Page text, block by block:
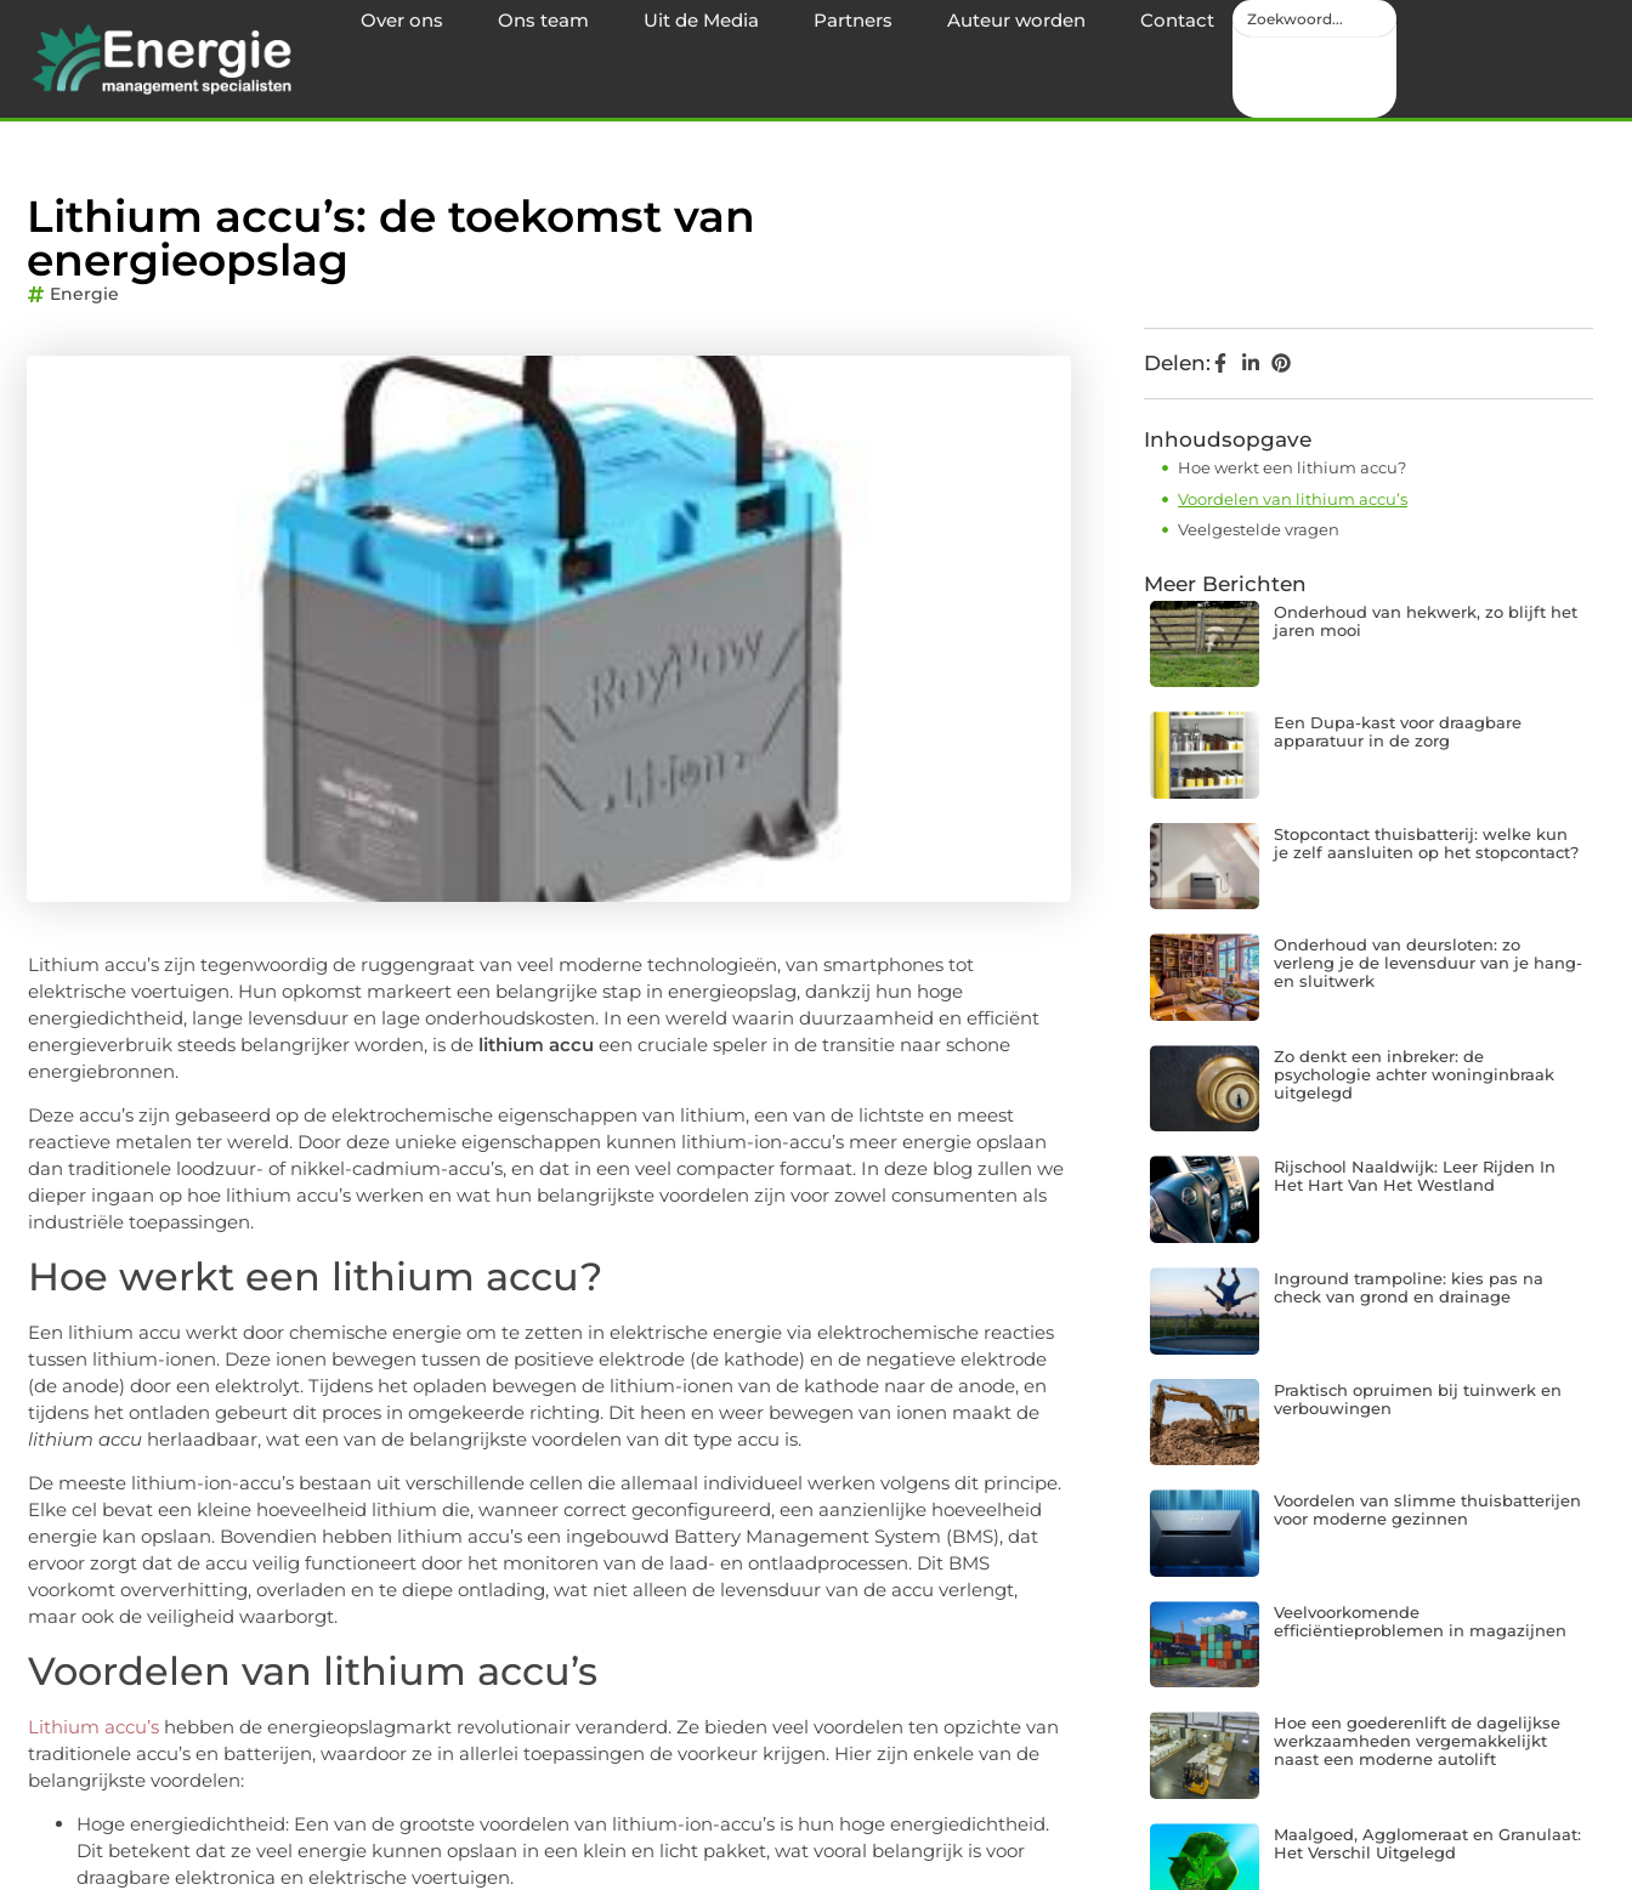
Over ons Ons team Uit de Media Partners Auteur worden Contact
Lithium accu’s: de toekomst van
energieopslag
Energie
Lithium accu’s zijn tegenwoordig de ruggengraat van veel moderne technologieën, van smartphones tot
elektrische voertuigen. Hun opkomst markeert een belangrijke stap in energieopslag, dankzij hun hoge
energiedichtheid, lange levensduur en lage onderhoudskosten. In een wereld waarin duurzaamheid en efficiënt
energieverbruik steeds belangrijker worden, is de lithium accu een cruciale speler in de transitie naar schone
energiebronnen.
Deze accu’s zijn gebaseerd op de elektrochemische eigenschappen van lithium, een van de lichtste en meest
reactieve metalen ter wereld. Door deze unieke eigenschappen kunnen lithium-ion-accu’s meer energie opslaan
dan traditionele loodzuur- of nikkel-cadmium-accu’s, en dat in een veel compacter formaat. In deze blog zullen we
dieper ingaan op hoe lithium accu’s werken en wat hun belangrijkste voordelen zijn voor zowel consumenten als
industriële toepassingen.
Hoe werkt een lithium accu?
Een lithium accu werkt door chemische energie om te zetten in elektrische energie via elektrochemische reacties
tussen lithium-ionen. Deze ionen bewegen tussen de positieve elektrode (de kathode) en de negatieve elektrode
(de anode) door een elektrolyt. Tijdens het opladen bewegen de lithium-ionen van de kathode naar de anode, en
tijdens het ontladen gebeurt dit proces in omgekeerde richting. Dit heen en weer bewegen van ionen maakt de
lithium accu herlaadbaar, wat een van de belangrijkste voordelen van dit type accu is.
De meeste lithium-ion-accu’s bestaan uit verschillende cellen die allemaal individueel werken volgens dit principe.
Elke cel bevat een kleine hoeveelheid lithium die, wanneer correct geconfigureerd, een aanzienlijke hoeveelheid
energie kan opslaan. Bovendien hebben lithium accu’s een ingebouwd Battery Management System (BMS), dat
ervoor zorgt dat de accu veilig functioneert door het monitoren van de laad- en ontlaadprocessen. Dit BMS
voorkomt oververhitting, overladen en te diepe ontlading, wat niet alleen de levensduur van de accu verlengt,
maar ook de veiligheid waarborgt.
Voordelen van lithium accu’s
Lithium accu’s hebben de energieopslagmarkt revolutionair veranderd. Ze bieden veel voordelen ten opzichte van
traditionele accu’s en batterijen, waardoor ze in allerlei toepassingen de voorkeur krijgen. Hier zijn enkele van de
belangrijkste voordelen:
Hoge energiedichtheid: Een van de grootste voordelen van lithium-ion-accu’s is hun hoge energiedichtheid.
Dit betekent dat ze veel energie kunnen opslaan in een klein en licht pakket, wat vooral belangrijk is voor
draagbare elektronica en elektrische voertuigen.
Delen:
Inhoudsopgave
Hoe werkt een lithium accu?
Voordelen van lithium accu’s
Veelgestelde vragen
Meer Berichten
Onderhoud van hekwerk, zo blijft het
jaren mooi
Een Dupa-kast voor draagbare
apparatuur in de zorg
Stopcontact thuisbatterij: welke kun
je zelf aansluiten op het stopcontact?
Onderhoud van deursloten: zo
verleng je de levensduur van je hang-
en sluitwerk
Zo denkt een inbreker: de
psychologie achter woninginbraak
uitgelegd
Rijschool Naaldwijk: Leer Rijden In
Het Hart Van Het Westland
Inground trampoline: kies pas na
check van grond en drainage
Praktisch opruimen bij tuinwerk en
verbouwingen
Voordelen van slimme thuisbatterijen
voor moderne gezinnen
Veelvoorkomende
efficiëntieproblemen in magazijnen
Hoe een goederenlift de dagelijkse
werkzaamheden vergemakkelijkt
naast een moderne autolift
Maalgoed, Agglomeraat en Granulaat:
Het Verschil Uitgelegd